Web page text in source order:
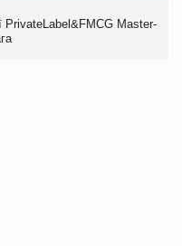
PrivateLabel&FMCG Master-